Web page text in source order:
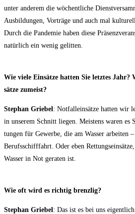
unter ande­rem die wöchent­li­che
Aus­bil­dun­gen, Vor­trä­ge und auch mal
Durch die Pan­de­mie haben die­se
natür­lich ein wenig gelitten.
Wie vie­le Ein­sät­ze hat­ten Sie letz­tes
sät­ze zumeist?
Ste­phan Grie­bel : Not­fall­ein­sät­ze hat­ten wir
in unse­rem Schnitt lie­gen. Meis­tens waren
tun­gen für Gewer­be, die am Was­ser arbei­ten
Berufs­schiff­fahrt. Oder eben
Was­ser in Not gera­ten ist.
Wie oft wird es rich­tig brenzlig?
Ste­phan Grie­bel : Das ist es bei uns